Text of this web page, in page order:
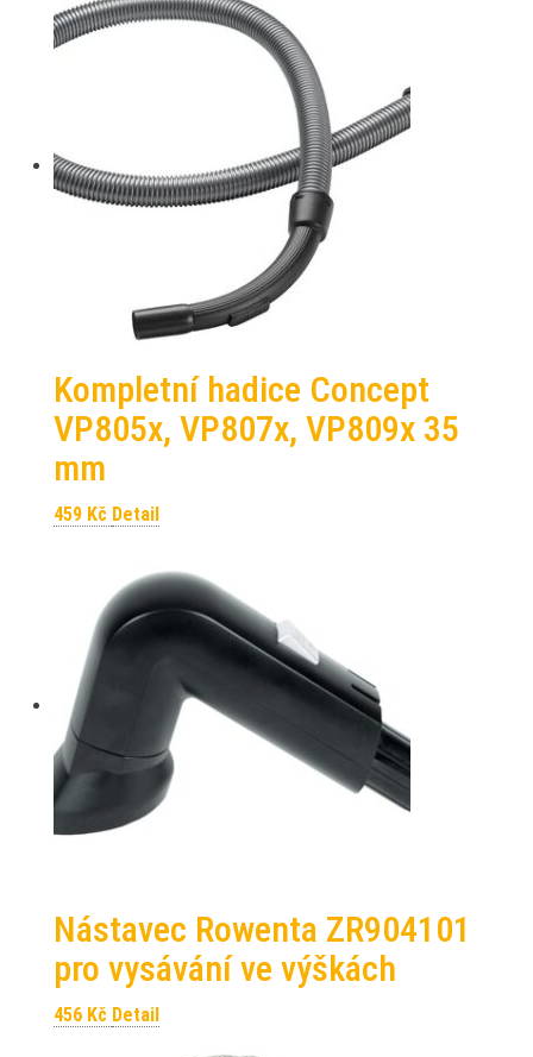
Kompletní hadice Concept
VP805x, VP807x, VP809x 35
mm
459 Kč Detail
Nástavec Rowenta ZR904101
pro vysávání ve výškách
456 Kč Detail